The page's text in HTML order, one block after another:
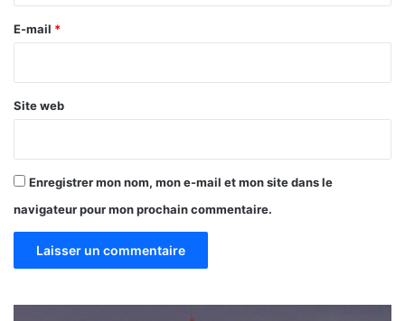
e
E-mail *
Site web
Enregistrer mon nom, mon e-mail et mon site dans le
navigateur pour mon prochain commentaire.